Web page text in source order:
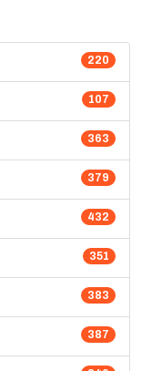
220
107
363
379
432
351
383
387